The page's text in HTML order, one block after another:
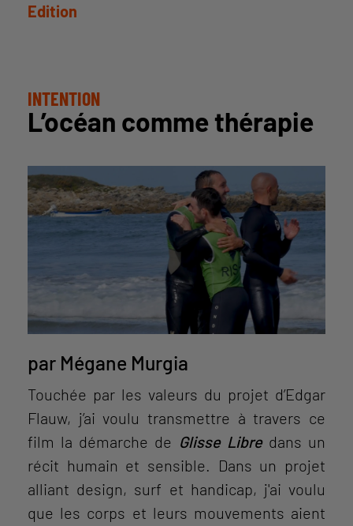
Edition
INTENTION
L’océan comme thérapie
par Mégane Murgia
Touchée par les valeurs du projet d’Edgar
Flauw, j’ai voulu transmettre à travers ce
film la démarche de Glisse Libredans un
récit humain et sensible. Dans un projet
alliant design, surf et handicap, j'ai voulu
que les corps et leurs mouvements aient